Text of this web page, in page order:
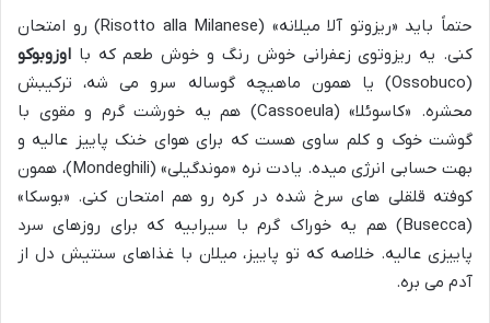
حتماً باید «ریزوتو آلا میلانه» (Risotto alla Milanese) رو امتحان
کنی. یه ریزوتوی زعفرانی خوش رنگ و خوش طعم که با اوزوبوکو
(Ossobuco) یا همون ماهیچه گوساله سرو می شه، ترکیبش
محشره. «کاسوئلا» (Cassoeula) هم یه خورشت گرم و مقوی با
گوشت خوک و کلم ساوی هست که برای هوای خنک پاییز عالیه و
بهت حسابی انرژی میده. یادت نره «موندگیلی» (Mondeghili)، همون
کوفته قلقلی های سرخ شده در کره رو هم امتحان کنی. «بوسکا»
(Busecca) هم یه خوراک گرم با سیرابیه که برای روزهای سرد
پاییزی عالیه. خلاصه که تو پاییز، میلان با غذاهای سنتیش دل از
آدم می بره.